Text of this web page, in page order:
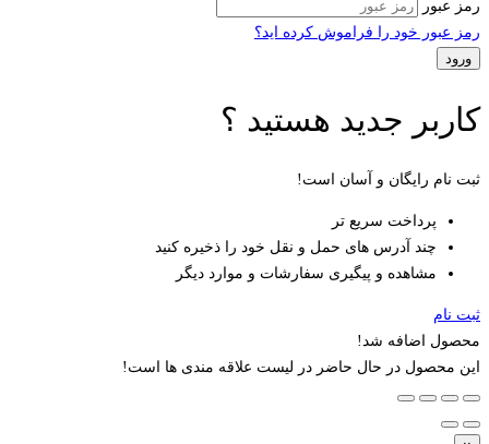
رمز عبور
رمز عبور خود را فراموش کرده اید؟
کاربر جدید هستید ؟
ثبت نام رایگان و آسان است!
پرداخت سریع تر
چند آدرس های حمل و نقل خود را ذخیره کنید
مشاهده و پیگیری سفارشات و موارد دیگر
ثبت نام
محصول اضافه شد!
این محصول در حال حاضر در لیست علاقه مندی ها است!